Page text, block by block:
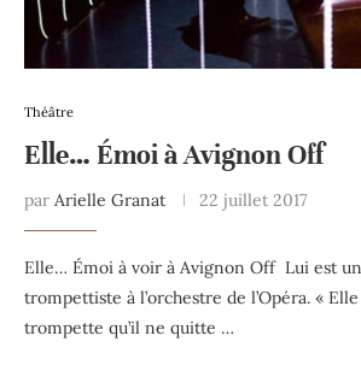
Théâtre
Elle… Émoi à Avignon Off
par Arielle Granat 22 juillet 2017
Elle… Émoi à voir à Avignon Off Lui est
trompettiste à l’orchestre de l’Opéra. « Elle
trompette qu’il ne quitte …